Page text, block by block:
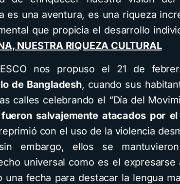
es una aventura, es una riqueza
que propicia el desarrollo
NUESTRA RIQUEZA CULTURAL
nos propuso el 21 de
de Bangladesh, cuando sus
calles celebrando el “Día del
fueron salvajemente atacados por
con el uso de la violencia
embargo, ellos se
universal como es el expresarse
una fecha para destacar la lengua